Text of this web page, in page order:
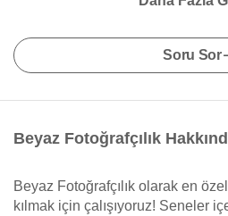
Soru Sor
Beyaz Fotoğrafçılık
Beyaz Fotoğrafçılık olarak en
kılmak için çalışıyoruz! Seneler